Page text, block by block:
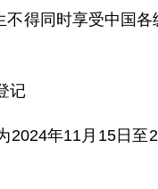
不得同时享受中国
记
2024年11月15日至